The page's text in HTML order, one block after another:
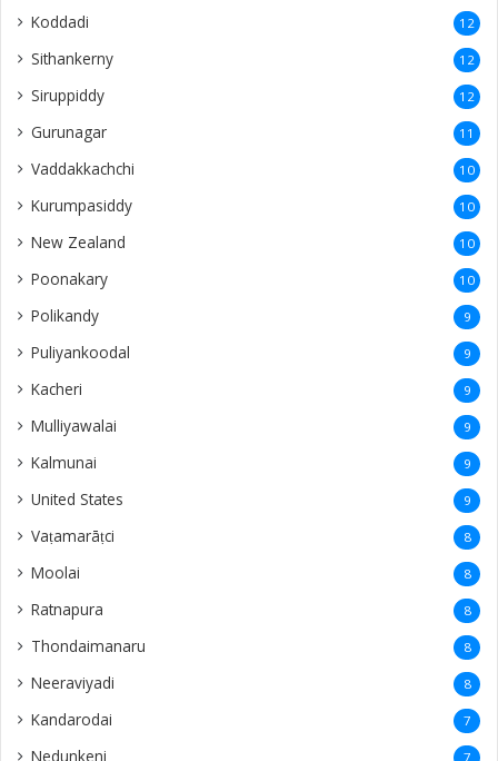
Koddadi 12
Sithankerny 12
Siruppiddy 12
Gurunagar 11
Vaddakkachchi 10
Kurumpasiddy 10
New Zealand 10
Poonakary 10
Polikandy 9
Puliyankoodal 9
Kacheri 9
Mulliyawalai 9
Kalmunai 9
United States 9
Vaṭamarāṭci 8
Moolai 8
Ratnapura 8
Thondaimanaru 8
Neeraviyadi 8
Kandarodai 7
Nedunkeni 7